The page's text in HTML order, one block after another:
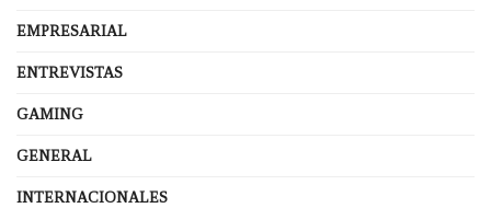
EMPRESARIAL
ENTREVISTAS
GAMING
GENERAL
INTERNACIONALES